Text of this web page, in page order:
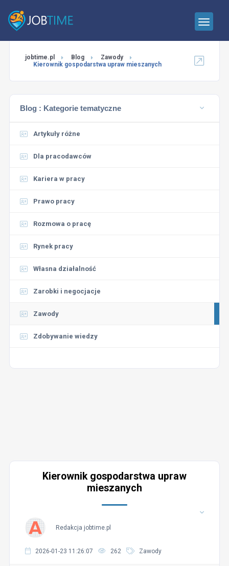
jobtime.pl Blog
Zawody
Kierownik gospodarstwa upraw mieszanych
Blog : Kategorie tematyczne
Artykuły różne
Dla pracodawców
Kariera w pracy
Prawo pracy
Rozmowa o pracę
Rynek pracy
Własna działalność
Zarobki i negocjacje
Zawody
Zdobywanie wiedzy
Kierownik gospodarstwa upraw
mieszanych
Redakcja jobtime.pl
2026-01-23 11:26:07 262 Zawody